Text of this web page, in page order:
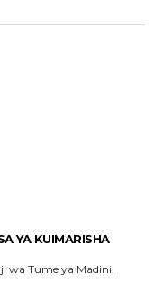
YA KUIMARISHA